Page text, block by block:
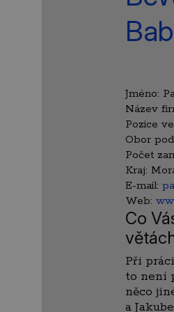
Jméno:
Název
Pozice
Obor
Počet
Kraj:
E-mail:
Web:
Co
Při
to není
něco
a